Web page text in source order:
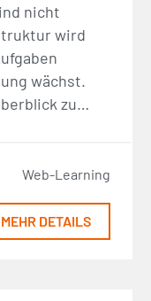
nicht
wird
wächst.
zu…
Web-Learning
MEHR DETAILS